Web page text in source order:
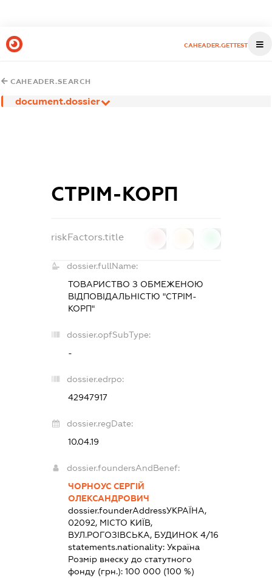
CAHEADER.GETTEST
CAHEADER.SEARCH
document.dossier
СТРІМ-КОРП
riskFactors.title
dossier.fullName:
ТОВАРИСТВО З ОБМЕЖЕНОЮ
ВІДПОВІДАЛЬНІСТЮ "СТРІМ-
КОРП"
dossier.opfSubType:
-
dossier.edrpo:
42947917
dossier.regDate:
10.04.19
dossier.foundersAndBenef:
ЧОРНОУС СЕРГІЙ
ОЛЕКСАНДРОВИЧ
dossier.founderAddressУКРАЇНА,
02092, МІСТО КИЇВ,
ВУЛ.РОГОЗІВСЬКА, БУДИНОК 4/16
statements.nationality: Україна
Розмір внеску до статутного
фонду (грн.): 100 000 (100 %)